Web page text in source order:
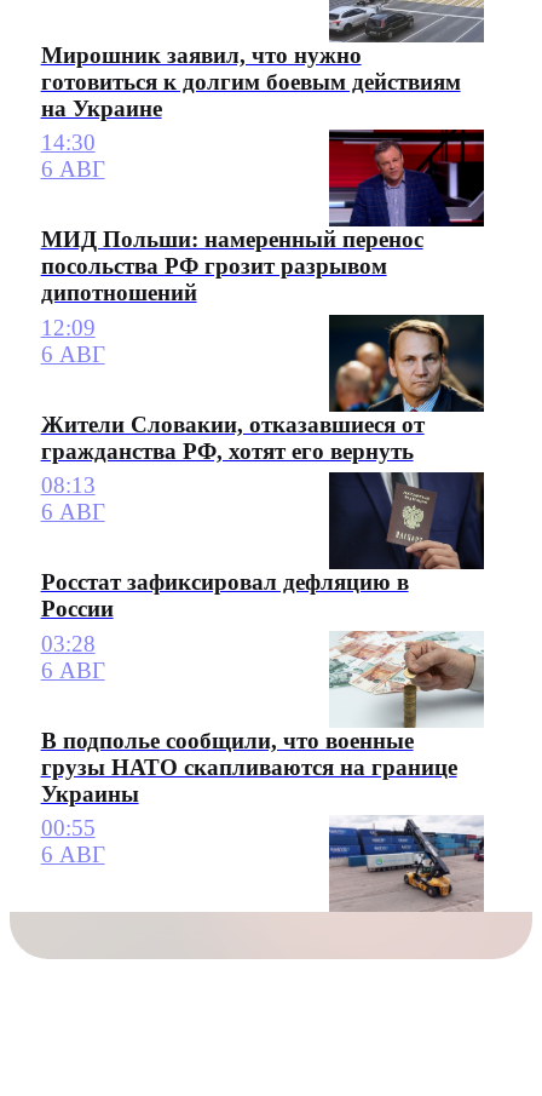
Мирошник заявил, что нужно
готовиться к долгим боевым действиям
на Украине
14:30
6 АВГ
МИД Польши: намеренный перенос
посольства РФ грозит разрывом
дипотношений
12:09
6 АВГ
Жители Словакии, отказавшиеся от
гражданства РФ, хотят его вернуть
08:13
6 АВГ
Росстат зафиксировал дефляцию в
России
03:28
6 АВГ
В подполье сообщили, что военные
грузы НАТО скапливаются на границе
Украины
00:55
6 АВГ